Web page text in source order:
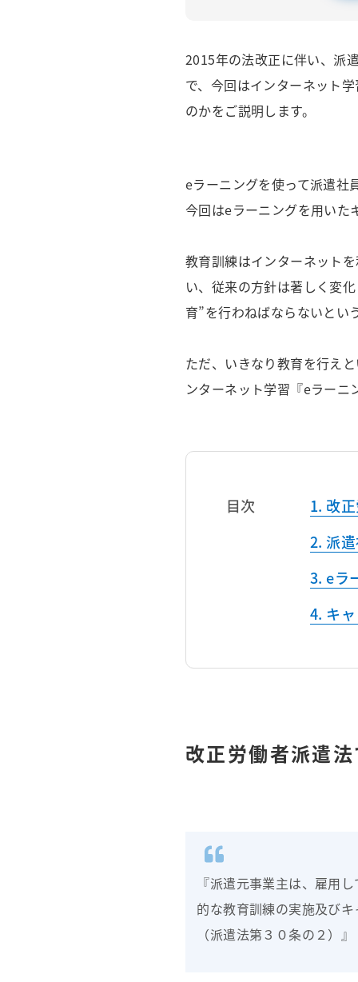
2015年の法改正に伴い、派
で、今回はインターネット
のかをご説明します。
eラーニングを使って派遣社
今回はeラーニングを用いた
教育訓練はインターネット
い、従来の方針は著しく変
育”を行わねばならないとい
ただ、いきなり教育を行え
ンターネット学習『eラーニ
目次
改
派
eラ
キ
改正労働者派遣
『派遣元事業主は、雇用
的な教育訓練の実施及び
（派遣法第３０条の２）